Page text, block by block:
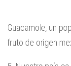
Guacamole, un
fruto de origen